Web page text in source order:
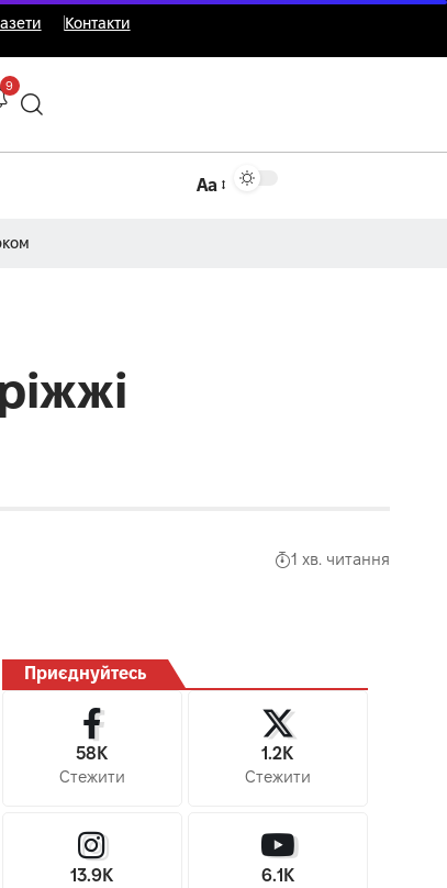
Контакти
9
Аа
1 хв. читання
Приєднуйтесь
58K
Стежити
1.2K
Стежити
13.9K 6.1K